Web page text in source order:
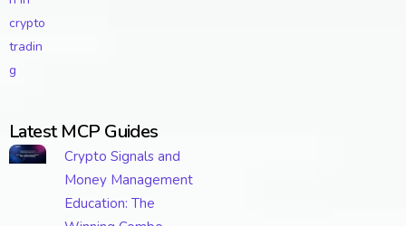
Latest MCP Guides
Crypto Signals and
Money Management
Education: The